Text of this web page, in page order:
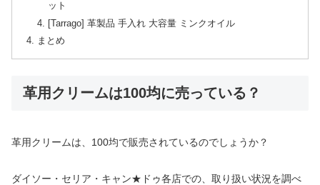
ット
[Tarrago] 革製品 手入れ 大容量 ミンクオイル
まとめ
革用クリームは100均に売っている？
革用クリームは、100均で販売されているのでしょうか？
ダイソー・セリア・キャン★ドゥ各店での、取り扱い状況を調べ